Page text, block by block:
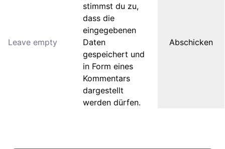
stimmst du zu,
dass die
eingegebenen
Daten
gespeichert und
in Form eines
Kommentars
dargestellt
werden dürfen.